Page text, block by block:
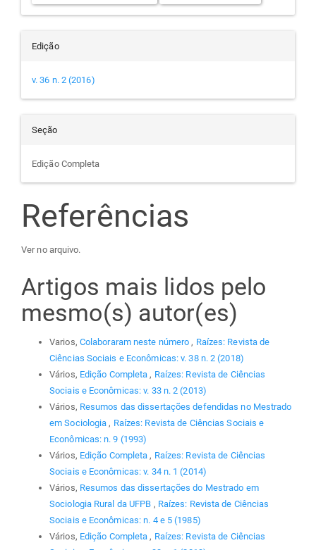
Edição
v. 36 n. 2 (2016)
Seção
Edição Completa
Referências
Ver no arquivo.
Artigos mais lidos pelo
mesmo(s) autor(es)
Varios, Colaboraram neste número, Raízes: Revista de
Ciências Sociais e Econômicas: v. 38 n. 2 (2018)
Vários, Edição Completa, Raízes: Revista de Ciências
Sociais e Econômicas: v. 33 n. 2 (2013)
Vários, Resumos das dissertações defendidas no Mestrado
em Sociologia, Raízes: Revista de Ciências Sociais e
Econômicas: n. 9 (1993)
Vários, Edição Completa, Raízes: Revista de Ciências
Sociais e Econômicas: v. 34 n. 1 (2014)
Vários, Resumos das dissertações do Mestrado em
Sociologia Rural da UFPB , Raízes: Revista de Ciências
Sociais e Econômicas: n. 4 e 5 (1985)
Vários, Edição Completa, Raízes: Revista de Ciências